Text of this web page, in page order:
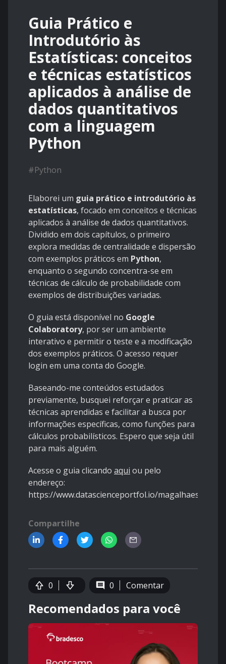
Guia Prático e
Introdutório às
Estatísticas: conceitos
e técnicas estatísticos
aplicados à análise de
dados quantitativos
com a linguagem
Python
#Python
Elaborei um guia prático e introdutório às
estatísticas, focado em conceitos e técnicas
aplicados à análise de dados quantitativos.
Dividido em dois capítulos, o primeiro
explora medidas de centralidade e dispersão
com exemplos práticos em Python,
enquanto o segundo concentra-se em
técnicas de cálculo de probabilidade com
exemplos de distribuições variadas.
O guia está disponível no Google
Colaboratory, por ser um ambiente
interativo e permitir o teste e a modificação
dos exemplos práticos. O acesso requer
login em uma conta do Google.
Baseando-me conteúdos estudados
previamente, busquei reforçar e praticar as
técnicas aprendidas e facilitar a busca por
informações específicas, como funções para
cálculos probabilísticos. Espero que seja útil
para mais alguém.
Acesse o guia clicando aqui ou pelo
endereço:
https://www.datascienceportfol.io/magalhaesd/
Compartilhe
0 0 Comentar
Recomendados para você